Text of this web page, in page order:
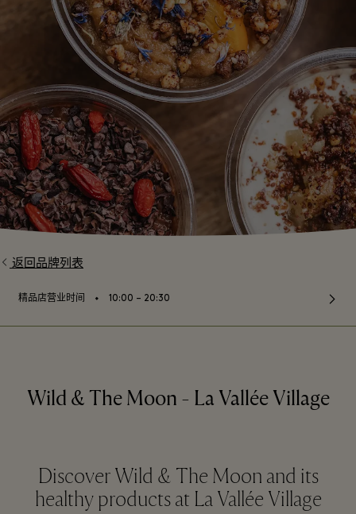
返回品牌列表
精品店营业时间 ⬩ 10:00 – 20:30
Wild & The Moon - La Vallée Village
Discover Wild & The Moon and its
healthy products at La Vallée Village